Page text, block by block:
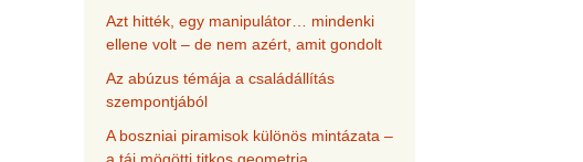
Azt hitték, egy manipulátor… mindenki
ellene volt – de nem azért, amit gondolt
Az abúzus témája a családállítás
szempontjából
A boszniai piramisok különös mintázata –